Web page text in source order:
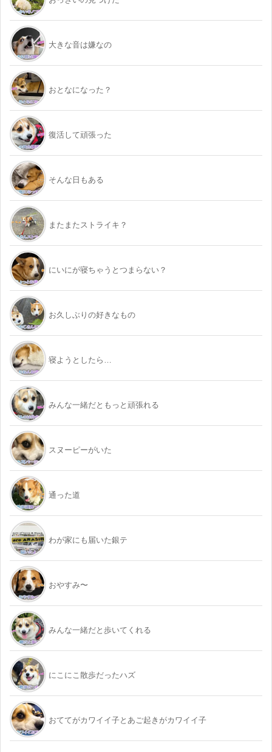
大きな音は嫌なの
おとなになった？
復活して頑張った
そんな日もある
またまたストライキ？
にいにが寝ちゃうとつまらない？
お久しぶりの好きなもの
寝ようとしたら…
みんな一緒だともっと頑張れる
スヌーピーがいた
通った道
わが家にも届いた銀テ
おやすみ〜
みんな一緒だと歩いてくれる
にこにこ散歩だったハズ
おててがカワイイ子とあご起きがカワイイ子